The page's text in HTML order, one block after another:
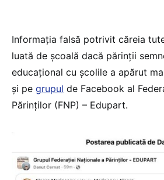
Informația falsă potrivit căreia
luată de școală dacă părinții
educațional cu școlile a apărut
și pe grupul de Facebook al
Părinților (FNP) – Edupart.